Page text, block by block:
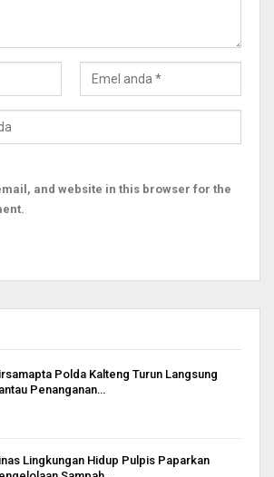
and website in this browser for the
Polda Kalteng Turun Langsung
Penanganan…
Lingkungan Hidup Pulpis Paparkan